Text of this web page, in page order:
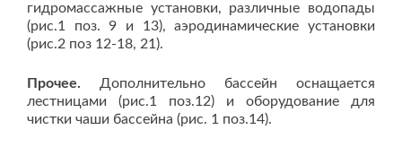
гидромассажные установки, различные водопады
(рис.1 поз. 9 и 13), аэродинамические установки
(рис.2 поз 12-18, 21).
Прочее. Дополнительно бассейн оснащается
лестницами (рис.1 поз.12) и оборудование для
чистки чаши бассейна (рис. 1 поз.14).